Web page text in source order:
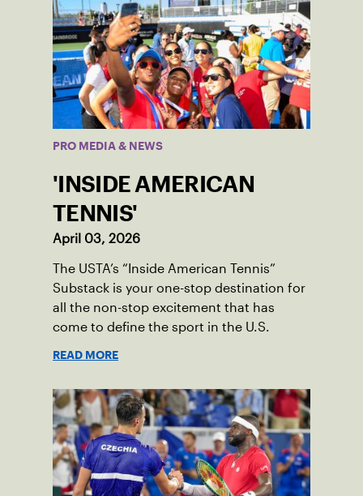
PRO MEDIA & NEWS
'INSIDE AMERICAN
TENNIS'
April 03, 2026
The USTA’s “Inside American Tennis”
Substack is your one-stop destination for
all the non-stop excitement that has
come to define the sport in the U.S.
READ MORE